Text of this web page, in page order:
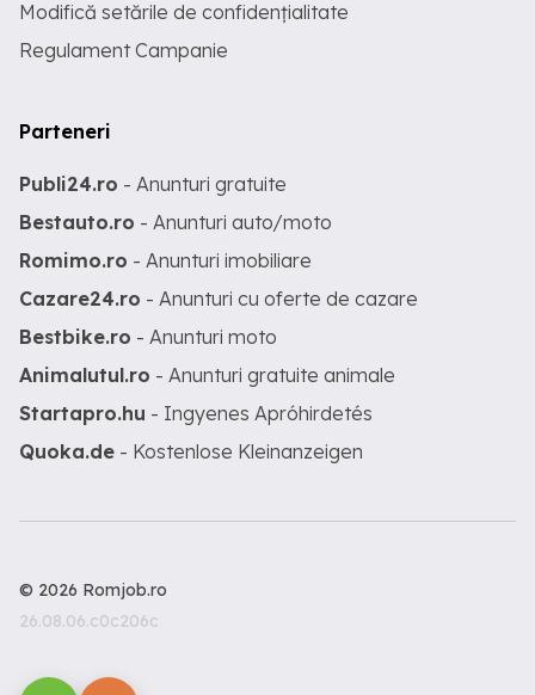
Modifică setările de confidențialitate
Regulament Campanie
Parteneri
Publi24.ro - Anunturi gratuite
Bestauto.ro - Anunturi auto/moto
Romimo.ro - Anunturi imobiliare
Cazare24.ro - Anunturi cu oferte de cazare
Bestbike.ro - Anunturi moto
Animalutul.ro - Anunturi gratuite animale
Startapro.hu - Ingyenes Apróhirdetés
Quoka.de - Kostenlose Kleinanzeigen
© 2026 Romjob.ro
26.08.06.c0c206c